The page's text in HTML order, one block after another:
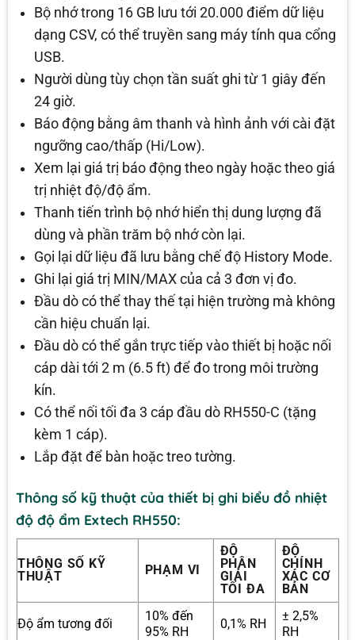
Bộ nhớ trong 16 GB lưu tới 20.000 điểm dữ liệu
dạng CSV, có thể truyền sang máy tính qua cổng
USB.
Người dùng tùy chọn tần suất ghi từ 1 giây đến
24 giờ.
Báo động bằng âm thanh và hình ảnh với cài đặt
ngưỡng cao/thấp (Hi/Low).
Xem lại giá trị báo động theo ngày hoặc theo giá
trị nhiệt độ/độ ẩm.
Thanh tiến trình bộ nhớ hiển thị dung lượng đã
dùng và phần trăm bộ nhớ còn lại.
Gọi lại dữ liệu đã lưu bằng chế độ History Mode.
Ghi lại giá trị MIN/MAX của cả 3 đơn vị đo.
Đầu dò có thể thay thế tại hiện trường mà không
cần hiệu chuẩn lại.
Đầu dò có thể gắn trực tiếp vào thiết bị hoặc nối
cáp dài tới 2 m (6.5 ft) để đo trong môi trường
kín.
Có thể nối tối đa 3 cáp đầu dò RH550-C (tặng
kèm 1 cáp).
Lắp đặt để bàn hoặc treo tường.
Thông số kỹ thuật của thiết bị ghi biểu đồ nhiệt
độ độ ẩm Extech RH550:
THÔNG SỐ KỸ
THUẬT
PHẠM VI
ĐỘ
PHÂN
GIẢI
TỐI ĐA
ĐỘ
CHÍNH
XÁC CƠ
BẢN
Độ ẩm tương đối
10% đến
95% RH
0,1% RH
± 2,5%
RH